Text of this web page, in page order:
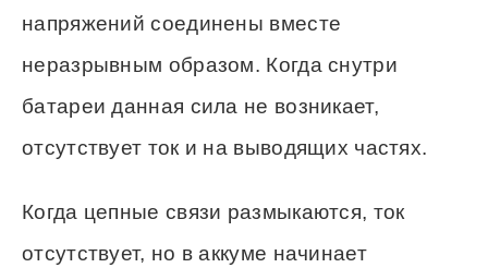
напряжений соединены вместе
неразрывным образом. Когда снутри
батареи данная сила не возникает,
отсутствует ток и на выводящих частях.
Когда цепные связи размыкаются, ток
отсутствует, но в аккуме начинает